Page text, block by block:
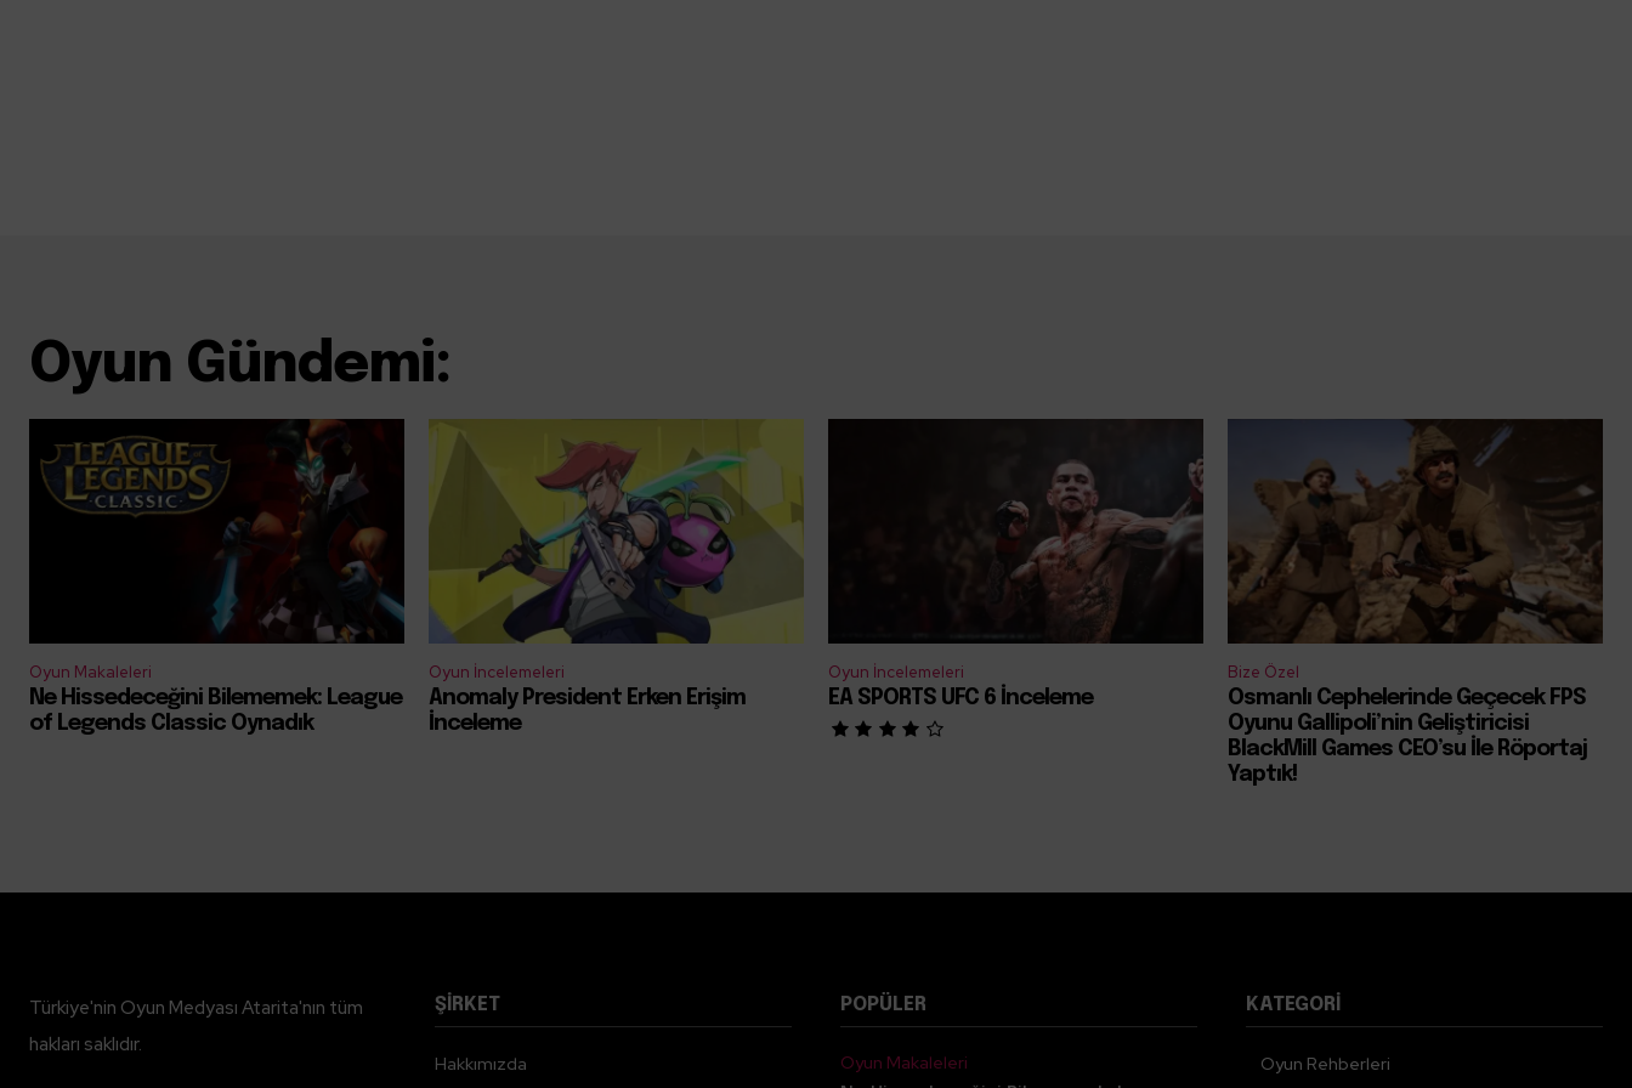
Oyun Gündemi:
Oyun Makaleleri
Ne Hissedeceğini Bilememek: League
of Legends Classic Oynadık
Oyun İncelemeleri
Anomaly President Erken Erişim
İnceleme
Oyun İncelemeleri
EA SPORTS UFC 6 İnceleme
Bize Özel
Osmanlı Cephelerinde Geçecek FPS
Oyunu Gallipoli’nin Geliştiricisi
BlackMill Games CEO’su İle Röportaj
Yaptık!
Türkiye'nin Oyun Medyası Atarita'nın tüm
hakları saklıdır.
ŞİRKET
Hakkımızda
POPÜLER
Oyun Makaleleri
KATEGORI
Oyun Rehberleri